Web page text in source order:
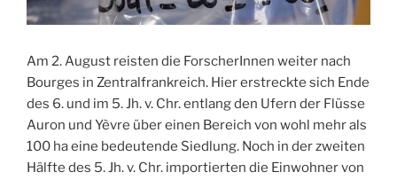
Am 2. August reisten die ForscherInnen weiter nach
Bourges in Zentralfrankreich. Hier erstreckte sich Ende
des 6. und im 5. Jh. v. Chr. entlang den Ufern der Flüsse
Auron und Yèvre über einen Bereich von wohl mehr als
100 ha eine bedeutende Siedlung. Noch in der zweiten
Hälfte des 5. Jh. v. Chr. importierten die Einwohner von